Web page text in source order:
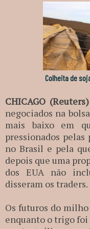
Colheita de
CHICAGO
negociados na
mais baixo em
pressionados pelas
no Brasil e pela
depois que uma
dos EUA não
disseram os traders.
Os futuros do milho
enquanto o trigo